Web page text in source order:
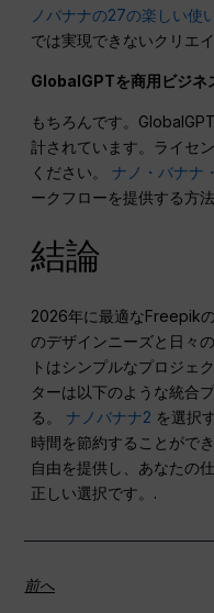
ノバナナの27の楽しい使
では実現できないクリエ
GlobalGPTを商用ビジネ
もちろんです。
計されています。ライセ
ください。ナノ・バナナ
ークフローを提供する方
結論
2026年に最適なFreepik
のデザインニーズと日々
トはシンプルなプロジェ
ターは以下のような統合
る。ナノバナナ2 を選択
時間を節約することがで
自由を提供し、あなたの
正しい選択です。.
前へ